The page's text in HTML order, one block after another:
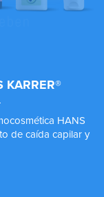
HANS
de caída capilar y